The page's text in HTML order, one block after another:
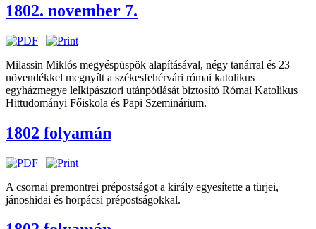
1802. november 7.
|
Milassin Miklós megyéspüspök alapításával, négy tanárral és 23
növendékkel megnyílt a székesfehérvári római katolikus
egyházmegye lelkipásztori utánpótlását biztosító Római Katolikus
Hittudományi Főiskola és Papi Szeminárium.
1802 folyamán
|
A csornai premontrei prépostságot a király egyesítette a türjei,
jánoshidai és horpácsi prépostságokkal.